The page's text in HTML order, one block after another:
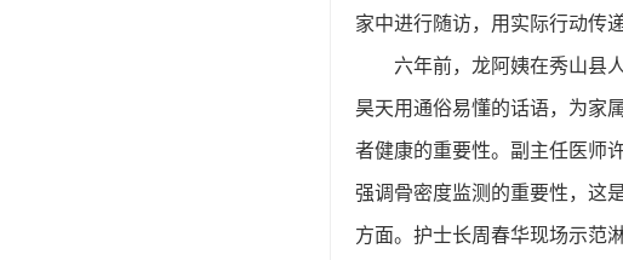
家中进行随访，用实际行动传
六年前，龙阿姨在秀山县
昊天用通俗易懂的话语，为家
者健康的重要性。副主任医师
强调骨密度监测的重要性，这
方面。护士长周春华现场示范